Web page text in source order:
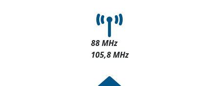
88 MHz
105,8 MHz